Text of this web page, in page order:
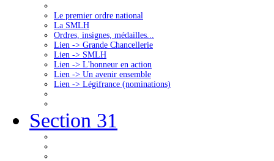
Le premier ordre national
La SMLH
Ordres, insignes, médailles...
Lien -> Grande Chancellerie
Lien -> SMLH
Lien -> L'honneur en action
Lien -> Un avenir ensemble
Lien -> Légifrance (nominations)
Section 31